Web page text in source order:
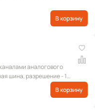
В корзину
аналогового
шина, разрешение - 12
(Диапазон
мА, +4 ~ +20 мА)
В корзину